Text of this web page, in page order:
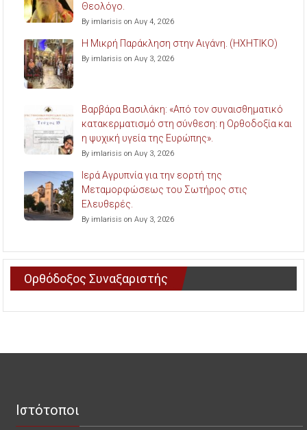
Θεολόγο.
By imlarisis on Αυγ 4, 2026
Η Μικρή Παράκληση στην Αιγάνη. (ΗΧΗΤΙΚΟ)
By imlarisis on Αυγ 3, 2026
Βαρβάρα Βασιλάκη: «Από τον συναισθηματικό
κατακερματισμό στη σύνθεση: η Ορθοδοξία και
η ψυχική υγεία της Ευρώπης».
By imlarisis on Αυγ 3, 2026
Ιερά Αγρυπνία για την εορτή της
Μεταμορφώσεως του Σωτήρος στις
Ελευθερές.
By imlarisis on Αυγ 3, 2026
Ορθόδοξος Συναξαριστής
Ιστότοποι